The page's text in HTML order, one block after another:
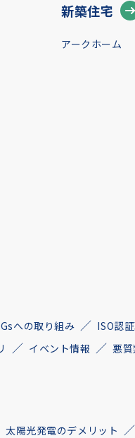
新築住宅
アークホーム
への取り組み ISO認
イベント情報 悪
太陽光発電のデメリット